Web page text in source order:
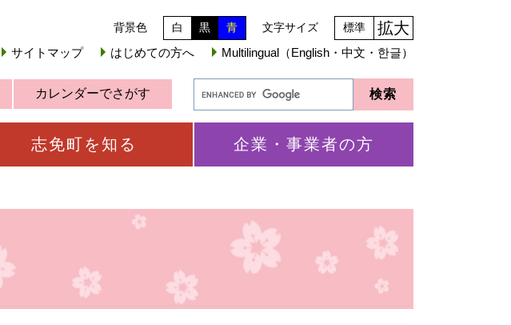
背景色 白 黒 青 文字サイズ 標準 拡大
サイトマップ はじめての方へ Multilingual（English・中文・한글）
カレンダーでさがす
志免町を知る 企業・事業者の方